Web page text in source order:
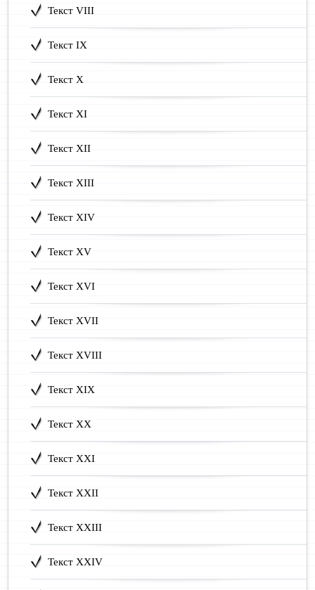
Текст VIII
Текст IX
Текст X
Текст XI
Текст XII
Текст XIII
Текст XIV
Текст XV
Текст XVI
Текст XVII
Текст XVIII
Текст XIX
Текст XX
Текст XXI
Текст XXII
Текст XXIII
Текст XXIV